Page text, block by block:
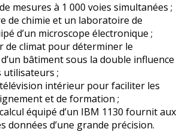
mesures à 1 000 voies simultanées ;
de chimie et un laboratoire de
d’un microscope électronique ;
de climat pour déterminer le
bâtiment sous la double influence
utilisateurs ;
intérieur pour faciliter les
et de formation ;
équipé d’un IBM 1130 fournit aux
données d’une grande précision.